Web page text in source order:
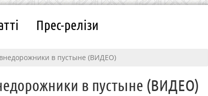
Прес-релізи
в пустыне (ВИДЕО)
в пустыне (ВИДЕО)